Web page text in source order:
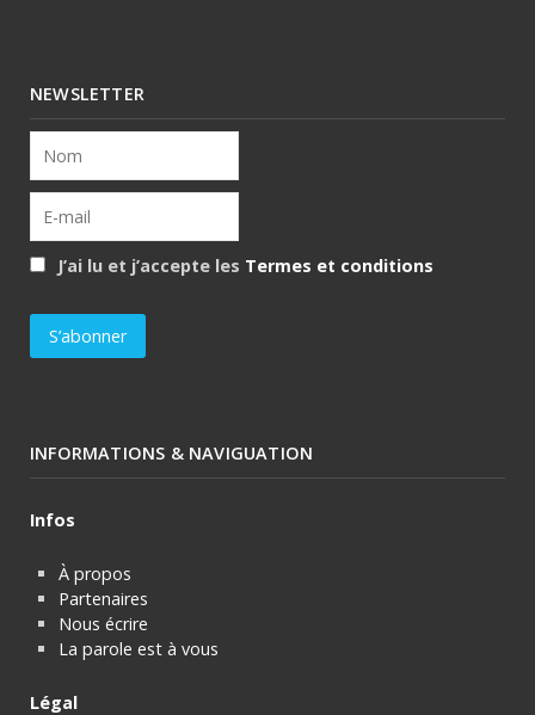
NEWSLETTER
J’ai lu et j’accepte les Termes et conditions
INFORMATIONS & NAVIGUATION
Infos
À propos
Partenaires
Nous écrire
La parole est à vous
Légal